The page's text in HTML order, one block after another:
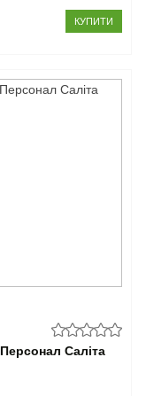
КУПИТИ
Саліта